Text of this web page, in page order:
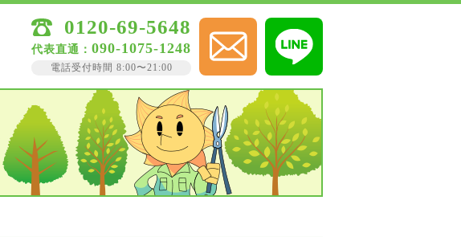
0120-69-5648
代表直通： 090-1075-1248
電話受付時間 8:00〜21:00